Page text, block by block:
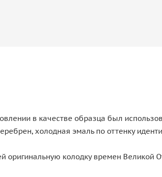
в качестве образца был
холодная эмаль по оттенку
оригинальную колодку времен Великой